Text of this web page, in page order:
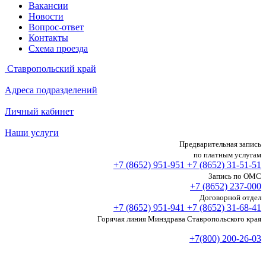
Вакансии
Новости
Вопрос-ответ
Контакты
Схема проезда
Ставропольский край
Адреса подразделений
Личный кабинет
Наши услуги
Предварительная запись
по платным услугам
+7 (8652) 951-951 +7 (8652) 31-51-51
Запись по ОМС
+7 (8652) 237-000
Договорной отдел
+7 (8652) 951-941 +7 (8652) 31-68-41
Горячая линия Минздрава Ставропольского края
+7(800) 200-26-03